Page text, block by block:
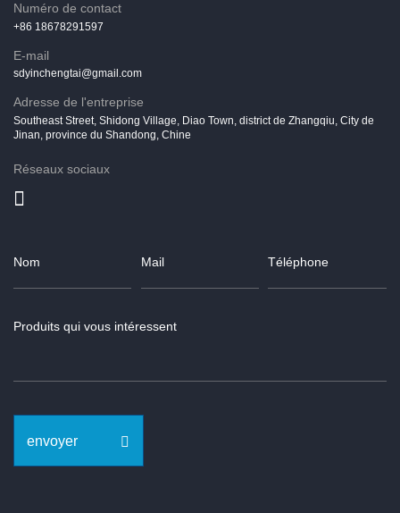
Numéro de contact
+86 18678291597
E-mail
sdyinchengtai@gmail.com
Adresse de l'entreprise
Southeast Street, Shidong Village, Diao Town, district de Zhangqiu, City de
Jinan, province du Shandong, Chine
Réseaux sociaux
envoyer